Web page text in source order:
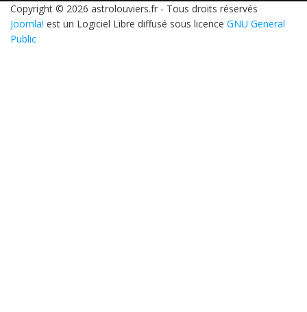
Copyright © 2026 astrolouviers.fr - Tous droits réservés
Joomla! est un Logiciel Libre diffusé sous licence GNU General
Public